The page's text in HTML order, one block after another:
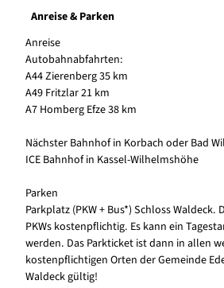
Anreise & Parken
Anreise
Autobahnabfahrten:
A44 Zierenberg 35 km
A49 Fritzlar 21 km
A7 Homberg Efze 38 km
Nächster Bahnhof in Korbach oder Bad
ICE Bahnhof in Kassel-Wilhelmshöhe
Parken
Parkplatz (PKW + Bus*) Schloss Waldeck.
PKWs kostenpflichtig. Es kann ein
werden. Das Parkticket ist dann in allen
kostenpflichtigen Orten der Gemeinde
Waldeck gültig!